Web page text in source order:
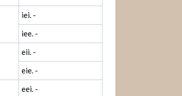
iei. -
iee. -
eii. -
eie. -
eei. -